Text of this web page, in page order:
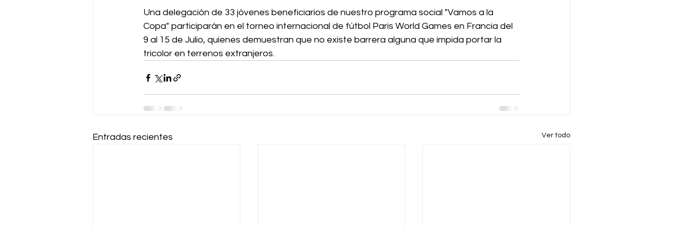
Una delegación de 33 jóvenes beneficiarios de nuestro programa social "Vamos a la
Copa" participarán en el torneo internacional de fútbol Paris World Games en Francia del
9 al 15 de Julio, quienes demuestran que no existe barrera alguna que impida portar la
tricolor en terrenos extranjeros.
Entradas recientes Ver todo